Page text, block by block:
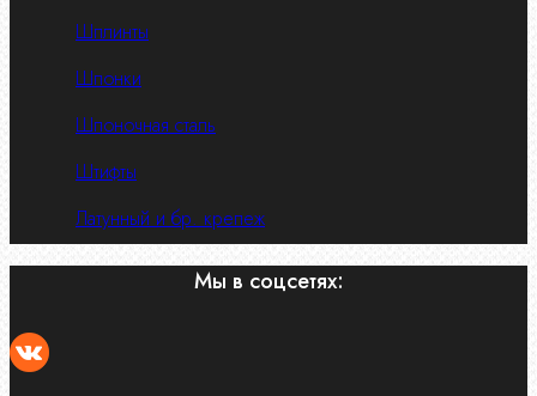
Шплинты
Шпонки
Шпоночная сталь
Штифты
Латунный и бр. крепеж
Мы в соцсетях: